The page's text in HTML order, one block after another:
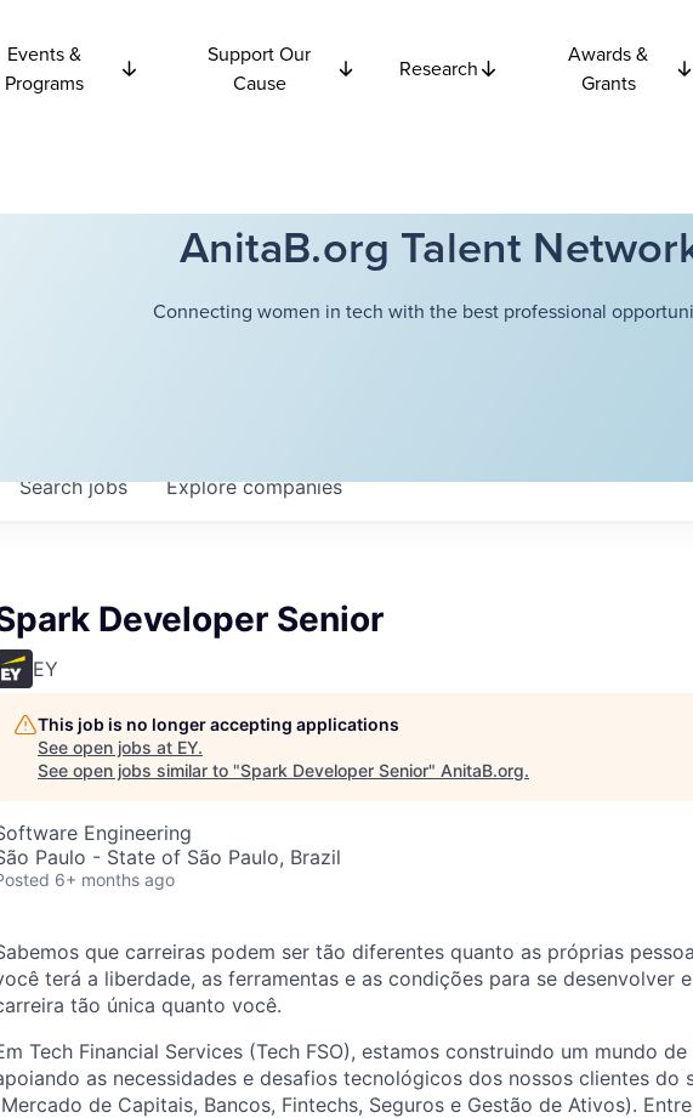
Events &
Programs
Support Our
Cause
Research
Awards &
Grants
AnitaB.org Talent
Connecting women in tech with the best professional
Searchjobs Explorecompanies
Developer Senior
EY
This job is no longer accepting applications
See open jobs at EY.
See open jobs similar to "Spark Developer Senior" AnitaB.org.
Engineering
Paulo - State of São Paulo, Brazil
6+ months ago
que carreiras podem ser tão diferentes quanto as próprias
terá a liberdade, as ferramentas e as condições para se desenvolver
tão única quanto você.
Tech Financial Services (Tech FSO), estamos construindo um mundo
as necessidades e desafios tecnológicos dos nossos clientes do
de Capitais, Bancos, Fintechs, Seguros e Gestão de Ativos).